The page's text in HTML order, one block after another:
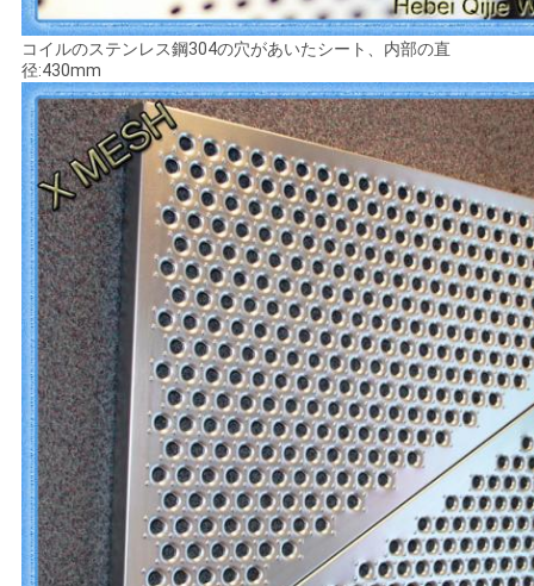
コイルのステンレス鋼304の穴があいたシート、内部の直
径:430mm